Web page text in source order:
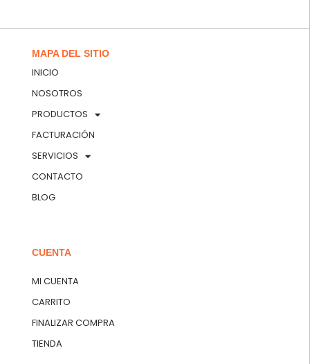
MAPA DEL SITIO
INICIO
NOSOTROS
PRODUCTOS
FACTURACIÓN
SERVICIOS
CONTACTO
BLOG
CUENTA
MI CUENTA
CARRITO
FINALIZAR COMPRA
TIENDA